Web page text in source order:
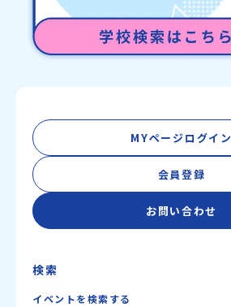
MYページログイン
会員登録
お問い合わせ
検索
イベントを検索する